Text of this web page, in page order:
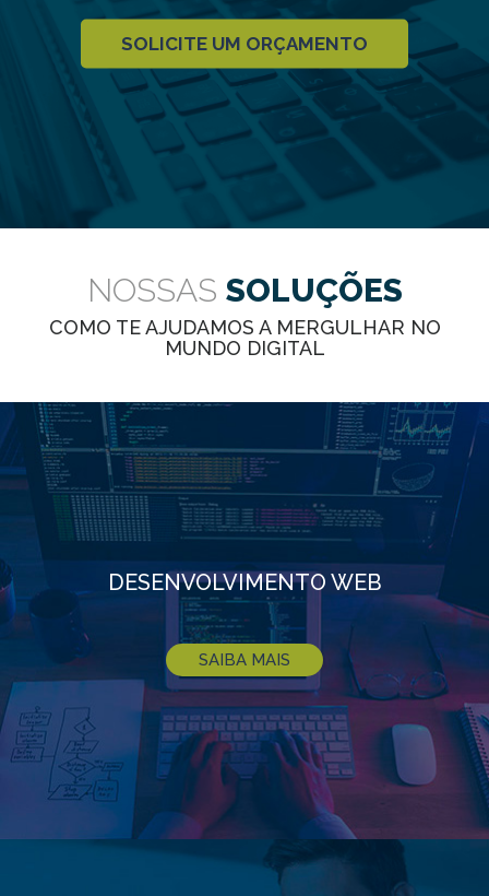
SOLICITE UM ORÇAMENTO
NOSSAS SOLUÇÕES
COMO TE AJUDAMOS A MERGULHAR NO
MUNDO DIGITAL
DESENVOLVIMENTO WEB
SAIBA MAIS